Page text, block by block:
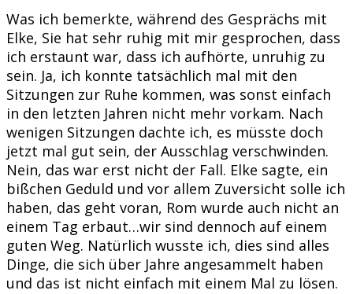
Was ich bemerkte, während des Gesprächs mit
Elke, Sie hat sehr ruhig mit mir gesprochen, dass
ich erstaunt war, dass ich aufhörte, unruhig zu
sein. Ja, ich konnte tatsächlich mal mit den
Sitzungen zur Ruhe kommen, was sonst einfach
in den letzten Jahren nicht mehr vorkam. Nach
wenigen Sitzungen dachte ich, es müsste doch
jetzt mal gut sein, der Ausschlag verschwinden.
Nein, das war erst nicht der Fall. Elke sagte, ein
bißchen Geduld und vor allem Zuversicht solle ich
haben, das geht voran, Rom wurde auch nicht an
einem Tag erbaut…wir sind dennoch auf einem
guten Weg. Natürlich wusste ich, dies sind alles
Dinge, die sich über Jahre angesammelt haben
und das ist nicht einfach mit einem Mal zu lösen.